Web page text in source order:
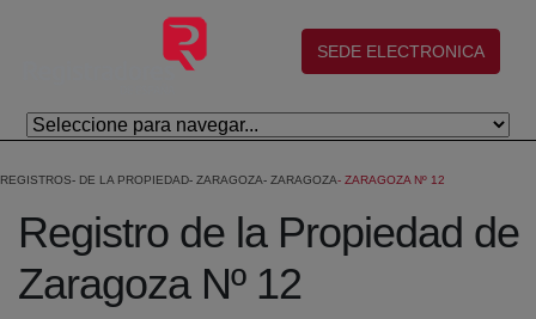
Eduki nagusira joan
(abre en nueva ventana)
SEDE ELECTRONICA
REGISTROS DE LA PROPIEDAD ZARAGOZA ZARAGOZA ZARAGOZA Nº 12
Registro de la Propiedad de
Zaragoza Nº 12